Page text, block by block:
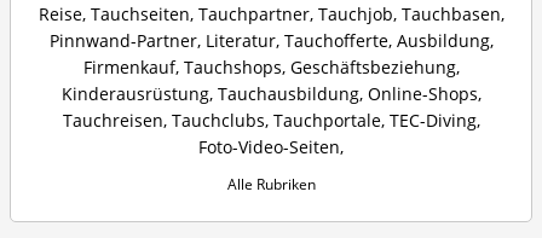
Reise, Tauchseiten, Tauchpartner, Tauchjob, Tauchbasen,
Pinnwand-Partner, Literatur, Tauchofferte, Ausbildung,
Firmenkauf, Tauchshops, Geschäftsbeziehung,
Kinderausrüstung, Tauchausbildung, Online-Shops,
Tauchreisen, Tauchclubs, Tauchportale, TEC-Diving,
Foto-Video-Seiten,
Alle Rubriken